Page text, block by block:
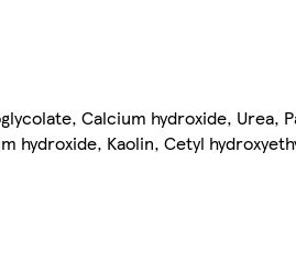
Calcium hydroxide,
hydroxide, Kaolin, Cetyl